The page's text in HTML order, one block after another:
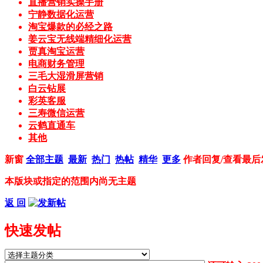
宁静数据化运营
淘宝爆款的必经之路
姜云宝无线端精细化运营
贾真淘宝运营
电商财务管理
三毛大湿滑屏营销
白云钻展
彩英客服
三寿微信运营
云鹤直通车
其他
新窗 全部主题 最新 热门 热帖 精华 更多 作者回复/查看最后
本版块或指定的范围内尚无主题
返 回
快速发帖